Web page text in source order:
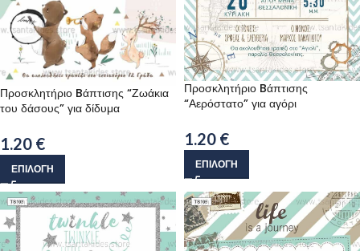
Προσκλητήριο Bάπτισης “Ζωάκια
του δάσους” για δίδυμα
1.20 €
ΕΠΙΛΟΓΉ
Προσκλητήριο Bάπτισης
“Αερόστατο” για αγόρι
1.20 €
ΕΠΙΛΟΓΉ